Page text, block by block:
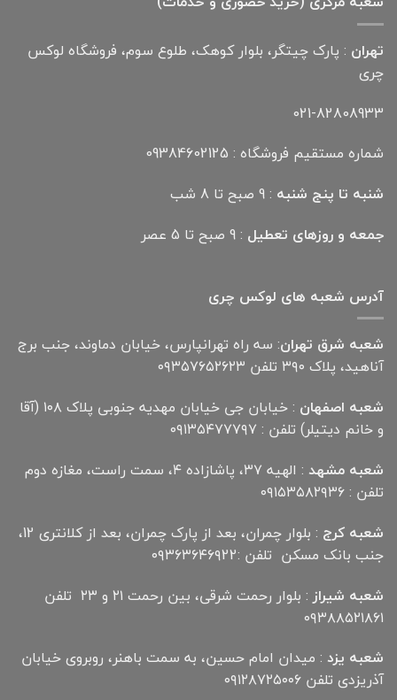
تهران : پارک چیتگر، بلوار کوهک، طلوع سوم، فروشگاه لوکس
چری
021-82808933
شماره مستقیم فروشگاه : 09384602125
شنبه تا پنج شنبه : 9 صبح تا 8 شب
جمعه و روزهای تعطیل : 9 صبح تا 5 عصر
آدرس شعبه های لوکس چری
شعبه شرق تهران: سه راه تهرانپارس، خیابان دماوند، جنب برج
آناهید، پلاک ۳۹۰ تلفن ۰۹۳۵۷۶۵۲۶۲۳
شعبه اصفهان
: خیابان جی خیابان مهدیه جنوبی پلاک ۱۰۸ (آقا
و خانم دیتیلر) تلفن : ۰۹۱۳۵۴۷۷۷۹۷
شعبه مشهد
: الهیه ۳۷، پاشازاده ۴، سمت راست، مغازه دوم
تلفن : ۰۹۱۵۳۵۸۲۹۳۶
شعبه کرج
: بلوار چمران، بعد از پارک چمران، بعد از کلانتری 12،
جنب بانک مسکن تلفن :۰۹۳۶۳۶۴۶۹22
شعبه شیراز
: بلوار رحمت شرقی، بین رحمت ۲۱ و ۲۳ تلفن
۰۹۳۸۸۵۲۱۸۶۱
شعبه یزد : میدان امام حسین، به سمت باهنر، روبروی خیابان
آذریزدی تلفن ۰۹۱۲۸۷۲۵۰۰۶